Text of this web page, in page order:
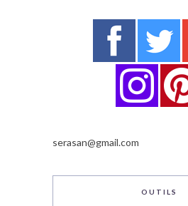
serasan@gmail.com
OUTILS